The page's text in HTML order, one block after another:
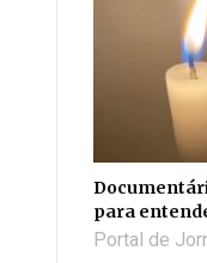
para
Portal de